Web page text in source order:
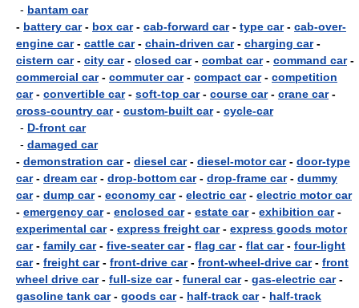
- bantam car
- battery car- box car- cab-forward car- type car- cab-over-
engine car- cattle car- chain-driven car- charging car-
cistern car- city car- closed car- combat car- command car-
commercial car- commuter car- compact car- competition
car- convertible car- soft-top car- course car- crane car-
cross-country car- custom-built car- cycle-car
- D-front car
- damaged car
- demonstration car- diesel car- diesel-motor car- door-type
car- dream car- drop-bottom car- drop-frame car- dummy
car- dump car- economy car- electric car- electric motor car
- emergency car- enclosed car- estate car- exhibition car-
experimental car- express freight car- express goods motor
car- family car- five-seater car- flag car- flat car- four-light
car- freight car- front-drive car- front-wheel-drive car- front
wheel drive car- full-size car- funeral car- gas-electric car-
gasoline tank car- goods car- half-track car- half-track